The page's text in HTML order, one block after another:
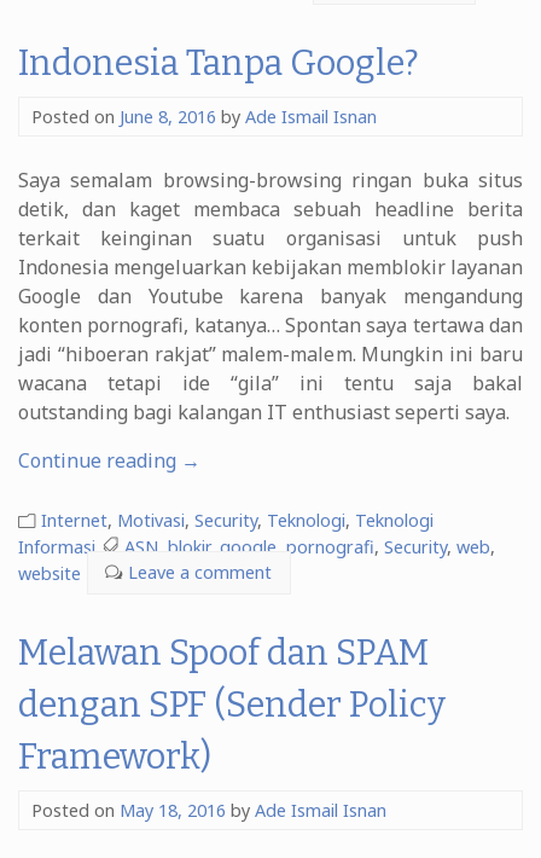
Zone)”
Indonesia Tanpa Google?
Posted on June 8, 2016 by Ade Ismail Isnan
Saya semalam browsing-browsing ringan buka situs
detik, dan kaget membaca sebuah headline berita
terkait keinginan suatu organisasi untuk push
Indonesia mengeluarkan kebijakan memblokir layanan
Google dan Youtube karena banyak mengandung
konten pornografi, katanya… Spontan saya tertawa dan
jadi “hiboeran rakjat” malem-malem. Mungkin ini baru
wacana tetapi ide “gila” ini tentu saja bakal
outstanding bagi kalangan IT enthusiast seperti saya.
Continue reading “Indonesia
Google?”
→
Internet, Motivasi, Security, Teknologi, Teknologi
Informasi
ASN blokir, google pornografi, Security, web,
website
Leave a comment
Melawan Spoof dan SPAM
dengan SPF (Sender Policy
Framework)
Posted on May 18, 2016 by Ade Ismail Isnan